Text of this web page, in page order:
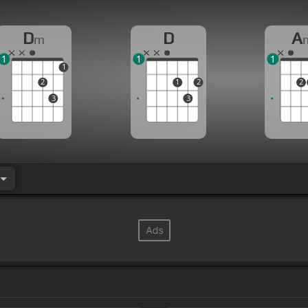
Dm
2
3
1
1
D
1
3
2
1
A
2
1